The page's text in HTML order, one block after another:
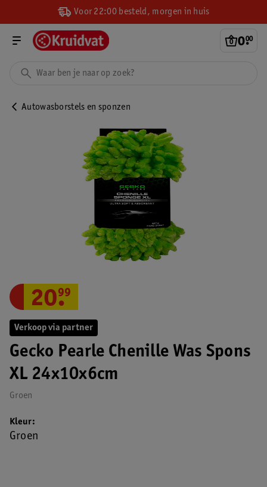
Voor 22:00 besteld, morgen in huis
0.
00
Autowasborstels en sponzen
Verkoop via partner
Gecko Pearle Chenille Was Spons
XL 24x10x6cm
Groen
20.
99
Kleur
Groen